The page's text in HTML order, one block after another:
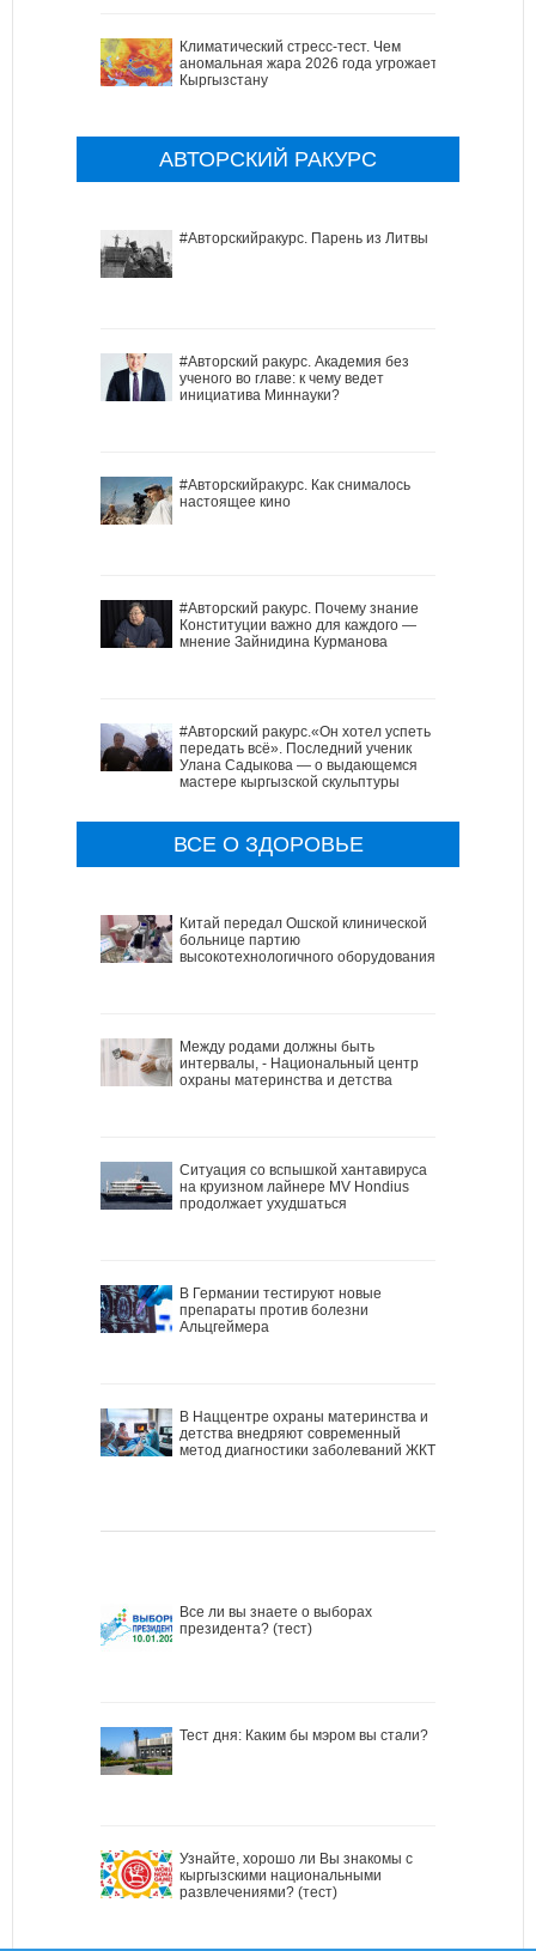
Климатический стресс-тест. Чем
аномальная жара 2026 года угрожает
Кыргызстану
АВТОРСКИЙ РАКУРС
#Авторскийракурс. Парень из Литвы
#Авторский ракурс. Академия без
ученого во главе: к чему ведет
инициатива Миннауки?
#Авторскийракурс. Как снималось
настоящее кино
#Авторский ракурс. Почему знание
Конституции важно для каждого —
мнение Зайнидина Курманова
#Авторский ракурс.«Он хотел успеть
передать всё». Последний ученик
Улана Садыкова — о выдающемся
мастере кыргызской скульптуры
ВСЕ О ЗДОРОВЬЕ
Китай передал Ошской клинической
больнице партию
высокотехнологичного оборудования
Между родами должны быть
интервалы, - Национальный центр
охраны материнства и детства
Ситуация со вспышкой хантавируса
на круизном лайнере MV Hondius
продолжает ухудшаться
В Германии тестируют новые
препараты против болезни
Альцгеймера
В Наццентре охраны материнства и
детства внедряют современный
метод диагностики заболеваний ЖКТ
Все ли вы знаете о выборах
президента? (тест)
Тест дня: Каким бы мэром вы стали?
Узнайте, хорошо ли Вы знакомы с
кыргызскими национальными
развлечениями? (тест)